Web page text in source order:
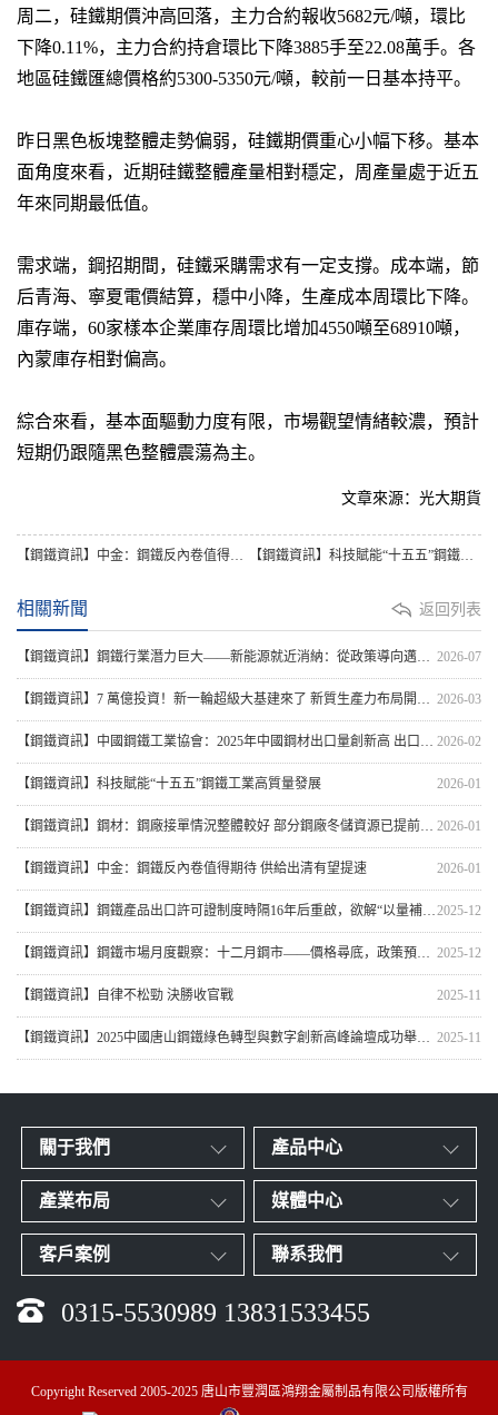
周二，硅鐵期價沖高回落，主力合約報收5682元/噸，環比
下降0.11%，主力合約持倉環比下降3885手至22.08萬手。各
地區硅鐵匯總價格約5300-5350元/噸，較前一日基本持平。
昨日黑色板塊整體走勢偏弱，硅鐵期價重心小幅下移。基本
面角度來看，近期硅鐵整體產量相對穩定，周產量處于近五
年來同期最低值。
需求端，鋼招期間，硅鐵采購需求有一定支撐。成本端，節
后青海、寧夏電價結算，穩中小降，生產成本周環比下降。
庫存端，60家樣本企業庫存周環比增加4550噸至68910噸，
內蒙庫存相對偏高。
綜合來看，基本面驅動力度有限，市場觀望情緒較濃，預計
短期仍跟隨黑色整體震蕩為主。
文章來源：光大期貨
【鋼鐵資訊】中金：鋼鐵反內卷值得期待 供給出清有望提速 【鋼鐵資訊】科技賦能“十五五”鋼鐵工業高質量發展
返回列表
相關新聞
2026-07
【鋼鐵資訊】鋼鐵行業潛力巨大——新能源就近消納：從政策導向邁向商業化規模落地
2026-03
【鋼鐵資訊】7 萬億投資！新一輪超級大基建來了 新質生產力布局開啟！
2026-02
【鋼鐵資訊】中國鋼鐵工業協會：2025年中國鋼材出口量創新高 出口鋼材1.19億噸
2026-01
【鋼鐵資訊】科技賦能“十五五”鋼鐵工業高質量發展
2026-01
【鋼鐵資訊】鋼材：鋼廠接單情況整體較好 部分鋼廠冬儲資源已提前鎖定
2026-01
【鋼鐵資訊】中金：鋼鐵反內卷值得期待 供給出清有望提速
2025-12
【鋼鐵資訊】鋼鐵產品出口許可證制度時隔16年后重啟，欲解“以量補價”困局
2025-12
【鋼鐵資訊】鋼鐵市場月度觀察：十二月鋼市——價格尋底，政策預期醞釀反彈機遇
2025-11
【鋼鐵資訊】自律不松勁 決勝收官戰
2025-11
【鋼鐵資訊】2025中國唐山鋼鐵綠色轉型與數字創新高峰論壇成功舉行，天津市震翔金屬制品有限公司榮獲“全國優質鋼鐵加工企業”獎牌
關于我們 產品中心
產業布局 媒體中心
客戶案例 聯系我們
0315-5530989 13831533455
Copyright Reserved 2005-2025 唐山市豐潤區鴻翔金屬制品有限公司版權所有